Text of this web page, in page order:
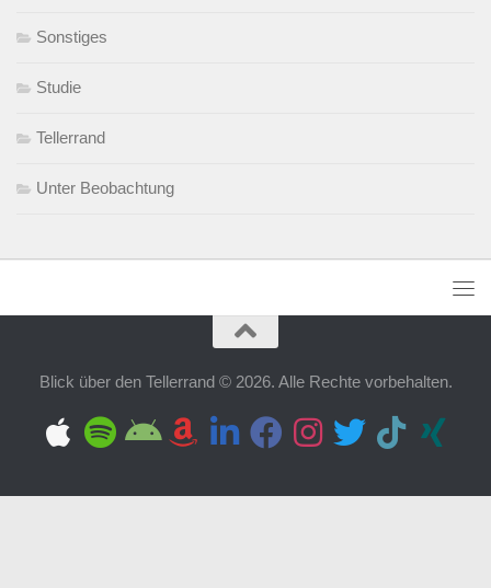
Sonstiges
Studie
Tellerrand
Unter Beobachtung
Blick über den Tellerrand © 2026. Alle Rechte vorbehalten.